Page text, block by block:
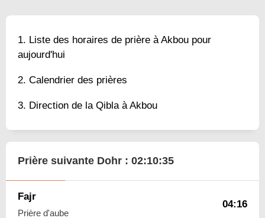
Liste des horaires de prière à Akbou pour
aujourd'hui
Calendrier des prières
Direction de la Qibla à Akbou
Prière suivante Dohr : 02:10:34
Fajr
Prière d'aube
04:16